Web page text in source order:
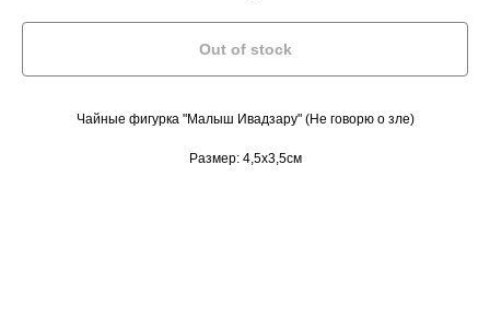
Out of stock
Чайные фигурка "Малыш Ивадзару" (Не говорю о зле)
Размер: 4,5х3,5см